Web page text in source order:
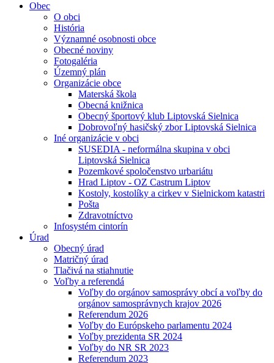
Obec
O obci
História
Významné osobnosti obce
Obecné noviny
Fotogaléria
Územný plán
Organizácie obce
Materská škola
Obecná knižnica
Obecný športový klub Liptovská Sielnica
Dobrovoľný hasičský zbor Liptovská Sielnica
Iné organizácie v obci
SUSEDIA - neformálna skupina v obci
Liptovská Sielnica
Pozemkové spoločenstvo urbariátu
Hrad Liptov - OZ Castrum Liptov
Kostoly, kostolíky a cirkev v Sielnickom katastri
Pošta
Zdravotníctvo
Infosystém cintorín
Úrad
Obecný úrad
Matričný úrad
Tlačivá na stiahnutie
Voľby a referendá
Voľby do orgánov samosprávy obcí a voľby do
orgánov samosprávnych krajov 2026
Referendum 2026
Voľby do Európskeho parlamentu 2024
Voľby prezidenta SR 2024
Voľby do NR SR 2023
Referendum 2023